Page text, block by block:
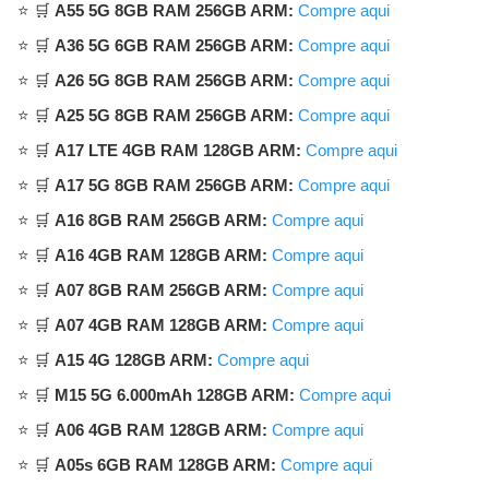
⭐ 🛒 A55 5G 8GB RAM 256GB ARM: Compre aqui
⭐ 🛒 A36 5G 6GB RAM 256GB ARM: Compre aqui
⭐ 🛒 A26 5G 8GB RAM 256GB ARM: Compre aqui
⭐ 🛒 A25 5G 8GB RAM 256GB ARM: Compre aqui
⭐ 🛒 A17 LTE 4GB RAM 128GB ARM: Compre aqui
⭐ 🛒 A17 5G 8GB RAM 256GB ARM: Compre aqui
⭐ 🛒 A16 8GB RAM 256GB ARM: Compre aqui
⭐ 🛒 A16 4GB RAM 128GB ARM: Compre aqui
⭐ 🛒 A07 8GB RAM 256GB ARM: Compre aqui
⭐ 🛒 A07 4GB RAM 128GB ARM: Compre aqui
⭐ 🛒 A15 4G 128GB ARM: Compre aqui
⭐ 🛒 M15 5G 6.000mAh 128GB ARM: Compre aqui
⭐ 🛒 A06 4GB RAM 128GB ARM: Compre aqui
⭐ 🛒 A05s 6GB RAM 128GB ARM: Compre aqui